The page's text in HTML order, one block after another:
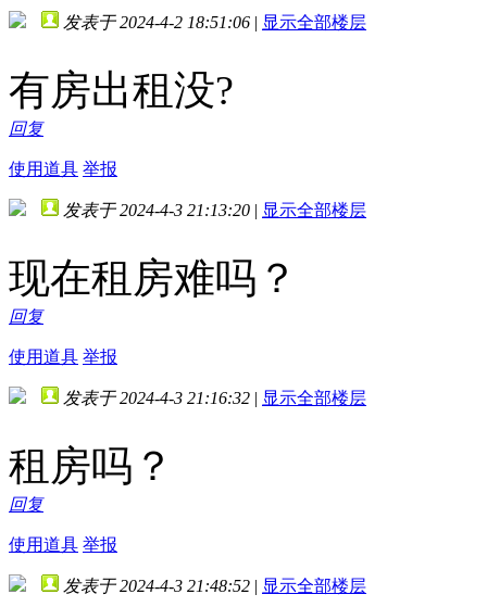
发表于 2024-4-2 18:51:06 | 显示全部楼层
有房出租没?
回复
使用道具 举报
发表于 2024-4-3 21:13:20 | 显示全部楼层
现在租房难吗？
回复
使用道具 举报
发表于 2024-4-3 21:16:32 | 显示全部楼层
租房吗？
回复
使用道具 举报
发表于 2024-4-3 21:48:52 | 显示全部楼层